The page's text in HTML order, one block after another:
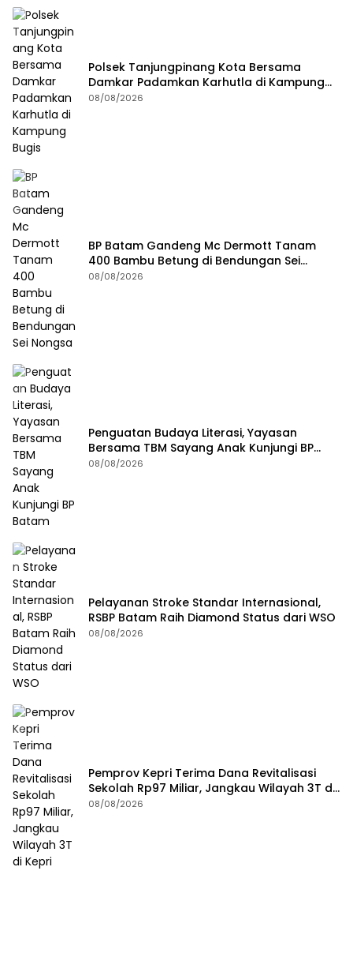
Polsek Tanjungpinang Kota Bersama
Damkar Padamkan Karhutla di Kampung
Bugis
08/08/2026
BP Batam Gandeng Mc Dermott Tanam
400 Bambu Betung di Bendungan Sei
Nongsa
08/08/2026
Penguatan Budaya Literasi, Yayasan
Bersama TBM Sayang Anak Kunjungi BP
Batam
08/08/2026
Pelayanan Stroke Standar Internasional,
RSBP Batam Raih Diamond Status dari WSO
08/08/2026
Pemprov Kepri Terima Dana Revitalisasi
Sekolah Rp97 Miliar, Jangkau Wilayah 3T di
Kepri
08/08/2026